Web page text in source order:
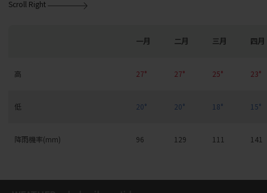
Scroll Right
一月 二月 三月 四月
高 27° 27° 25° 23°
低 20° 20° 18° 15°
降雨機率(mm) 96 129 111 141